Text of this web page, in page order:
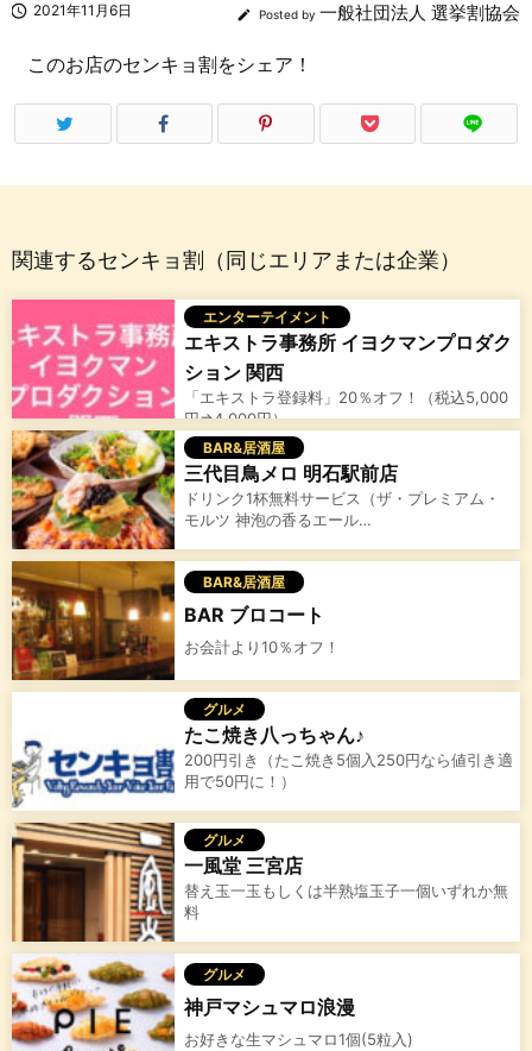
 2021年11月6日  Posted by 一般社団法人 選挙割協会
このお店のセンキョ割をシェア！
関連するセンキョ割（同じエリアまたは企業）
エンターテイメント
エキストラ事務所 イヨクマンプロダク
ション 関西
「エキストラ登録料」20％オフ！（税込5,000
円⇒4,000円）
BAR&居酒屋
三代目鳥メロ 明石駅前店
ドリンク1杯無料サービス（ザ・プレミアム・
モルツ 神泡の香るエール…
BAR&居酒屋
BAR ブロコート
お会計より10％オフ！
グルメ
たこ焼き八っちゃん♪
200円引き（たこ焼き5個入250円なら値引き適
用で50円に！）
グルメ
一風堂 三宮店
替え玉一玉もしくは半熟塩玉子一個いずれか無
料
グルメ
神戸マシュマロ浪漫
お好きな生マシュマロ1個(5粒入)